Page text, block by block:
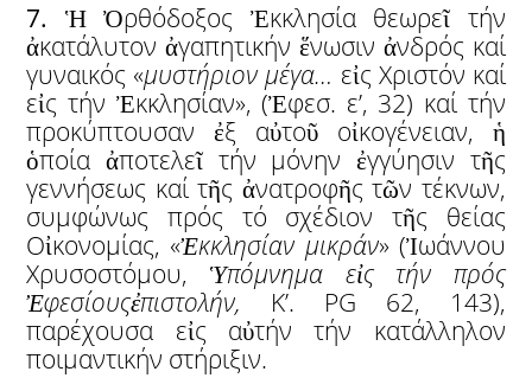
7. Ἡ Ὀρθόδοξος Ἐκκλησία θεωρεῖ τήν
ἀκατάλυτον ἀγαπητικήν ἕνωσιν ἀνδρός καί
γυναικός «μυστήριον μέγα… εἰς Χριστόν καί
εἰς τήν Ἐκκλησίαν», (Ἐφεσ. ε’, 32) καί τήν
προκύπτουσαν ἐξ αὐτοῦ οἰκογένειαν, ἡ
ὁποία ἀποτελεῖ τήν μόνην ἐγγύησιν τῆς
γεννήσεως καί τῆς ἀνατροφῆς τῶν τέκνων,
συμφώνως πρός τό σχέδιον τῆς θείας
Οἰκονομίας, «Ἐκκλησίαν μικράν» (Ἰωάννου
Χρυσοστόμου, Ὑπόμνημα εἰς τήν πρός
Ἐφεσίουςἐπιστολήν, Κ’. PG 62, 143),
παρέχουσα εἰς αὐτήν τήν κατάλληλον
ποιμαντικήν στήριξιν.